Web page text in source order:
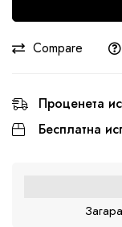
Compare
Проценета
Бесплатна